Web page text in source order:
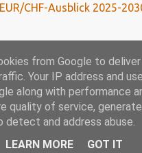
EUR/CHF-Ausblick 2025-
Franken-Kredite:
from Google to
Your IP address and
along with performance
quality of service,
and address abuse.
LEARN MORE
GOT IT